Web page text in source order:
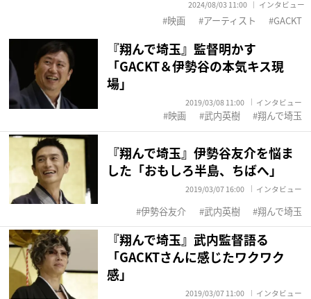
2024/08/03 11:00 インタビュー
映画 アーティスト GACKT
『翔んで埼玉』監督明かす
「GACKT＆伊勢谷の本気キス現
場」
2019/03/08 11:00 インタビュー
映画 武内英樹 翔んで埼玉
『翔んで埼玉』伊勢谷友介を悩ま
した「おもしろ半島、ちばへ」
2019/03/07 16:00 インタビュー
伊勢谷友介 武内英樹 翔んで埼玉
『翔んで埼玉』武内監督語る
「GACKTさんに感じたワクワク
感」
2019/03/07 11:00 インタビュー